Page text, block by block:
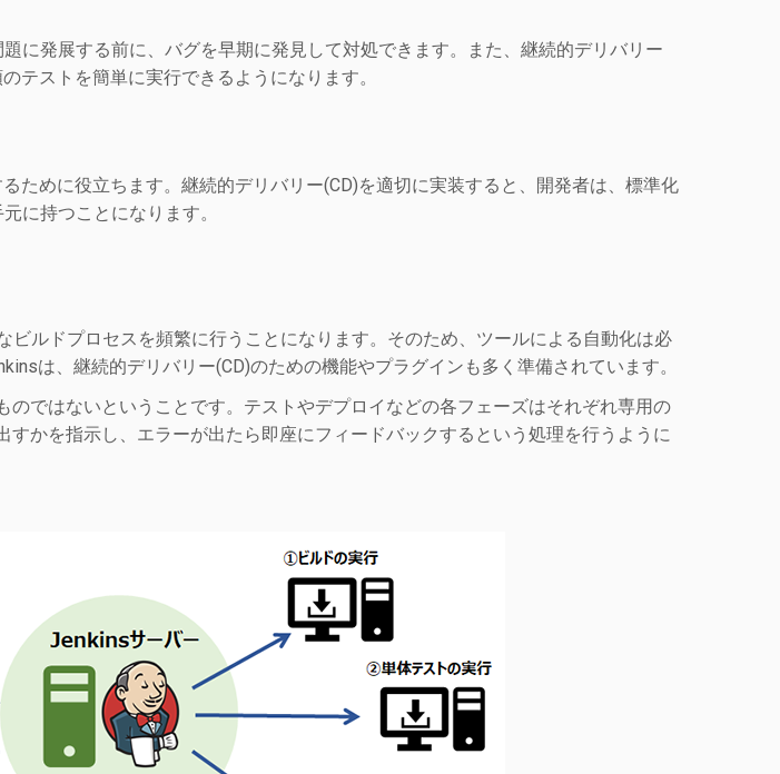
に発展する前に、バグを早期に発見して対処できます。また、継続的デリバリー
テストを簡単に実行できるようになります。
ために役立ちます。継続的デリバリー(CD)を適切に実装すると、開発者は、標準化
に持つことになります。
ルドプロセスを頻繁に行うことになります。そのため、ツールによる自動化は必
は、継続的デリバリー(CD)のための機能やプラグインも多く準備されています。
ではないということです。テストやデプロイなどの各フェーズはそれぞれ専用の
かを指示し、エラーが出たら即座にフィードバックするという処理を行うように